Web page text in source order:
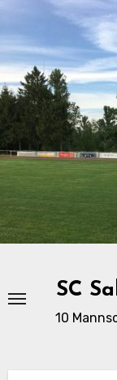
Zu
Inhalten
springen
SC
10